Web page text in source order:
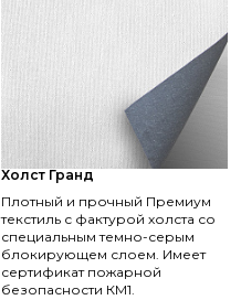
Холст Гранд
Плотный и прочный Премиум
текстиль с фактурой холста со
специальным темно-серым
блокирующем слоем. Имеет
сертификат пожарной
безопасности КМ1.